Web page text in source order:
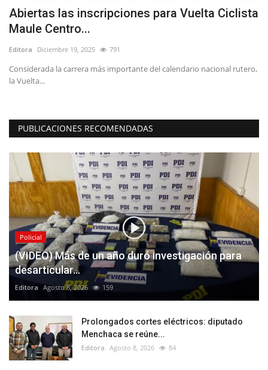
Abiertas las inscripciones para Vuelta Ciclista
Maule Centro...
Editora Diciembre 19, 2025 791
Considerada la carrera más importante del calendario nacional rutero,
la Vuelta...
PUBLICACIONES RECOMENDADAS
Policial
(VIDEO) Más de un año duró investigación para
desarticular...
Editora Agosto 8, 2026 159
Prolongados cortes eléctricos: diputado
Menchaca se reúne...
Editora Agosto 8, 2026 84